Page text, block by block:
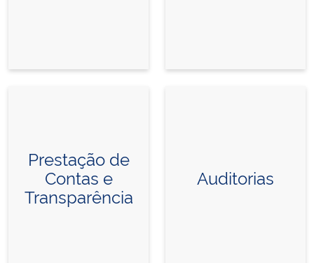
Prestação de
Contas e
Transparência
Auditorias